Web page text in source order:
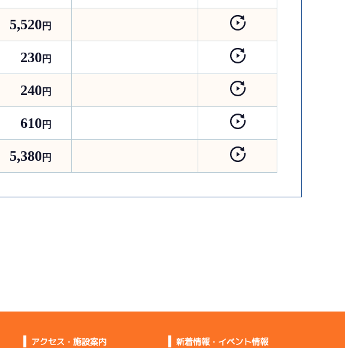
5,520 円
230 円
240 円
610 円
5,380 円
アクセス・施設案内 新着情報・イベント情報